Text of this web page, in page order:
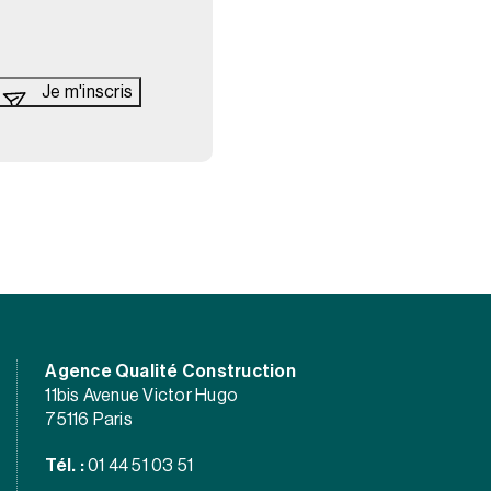
Agence Qualité Construction
11bis Avenue Victor Hugo
75116 Paris
Tél. : 01 44 51 03 51